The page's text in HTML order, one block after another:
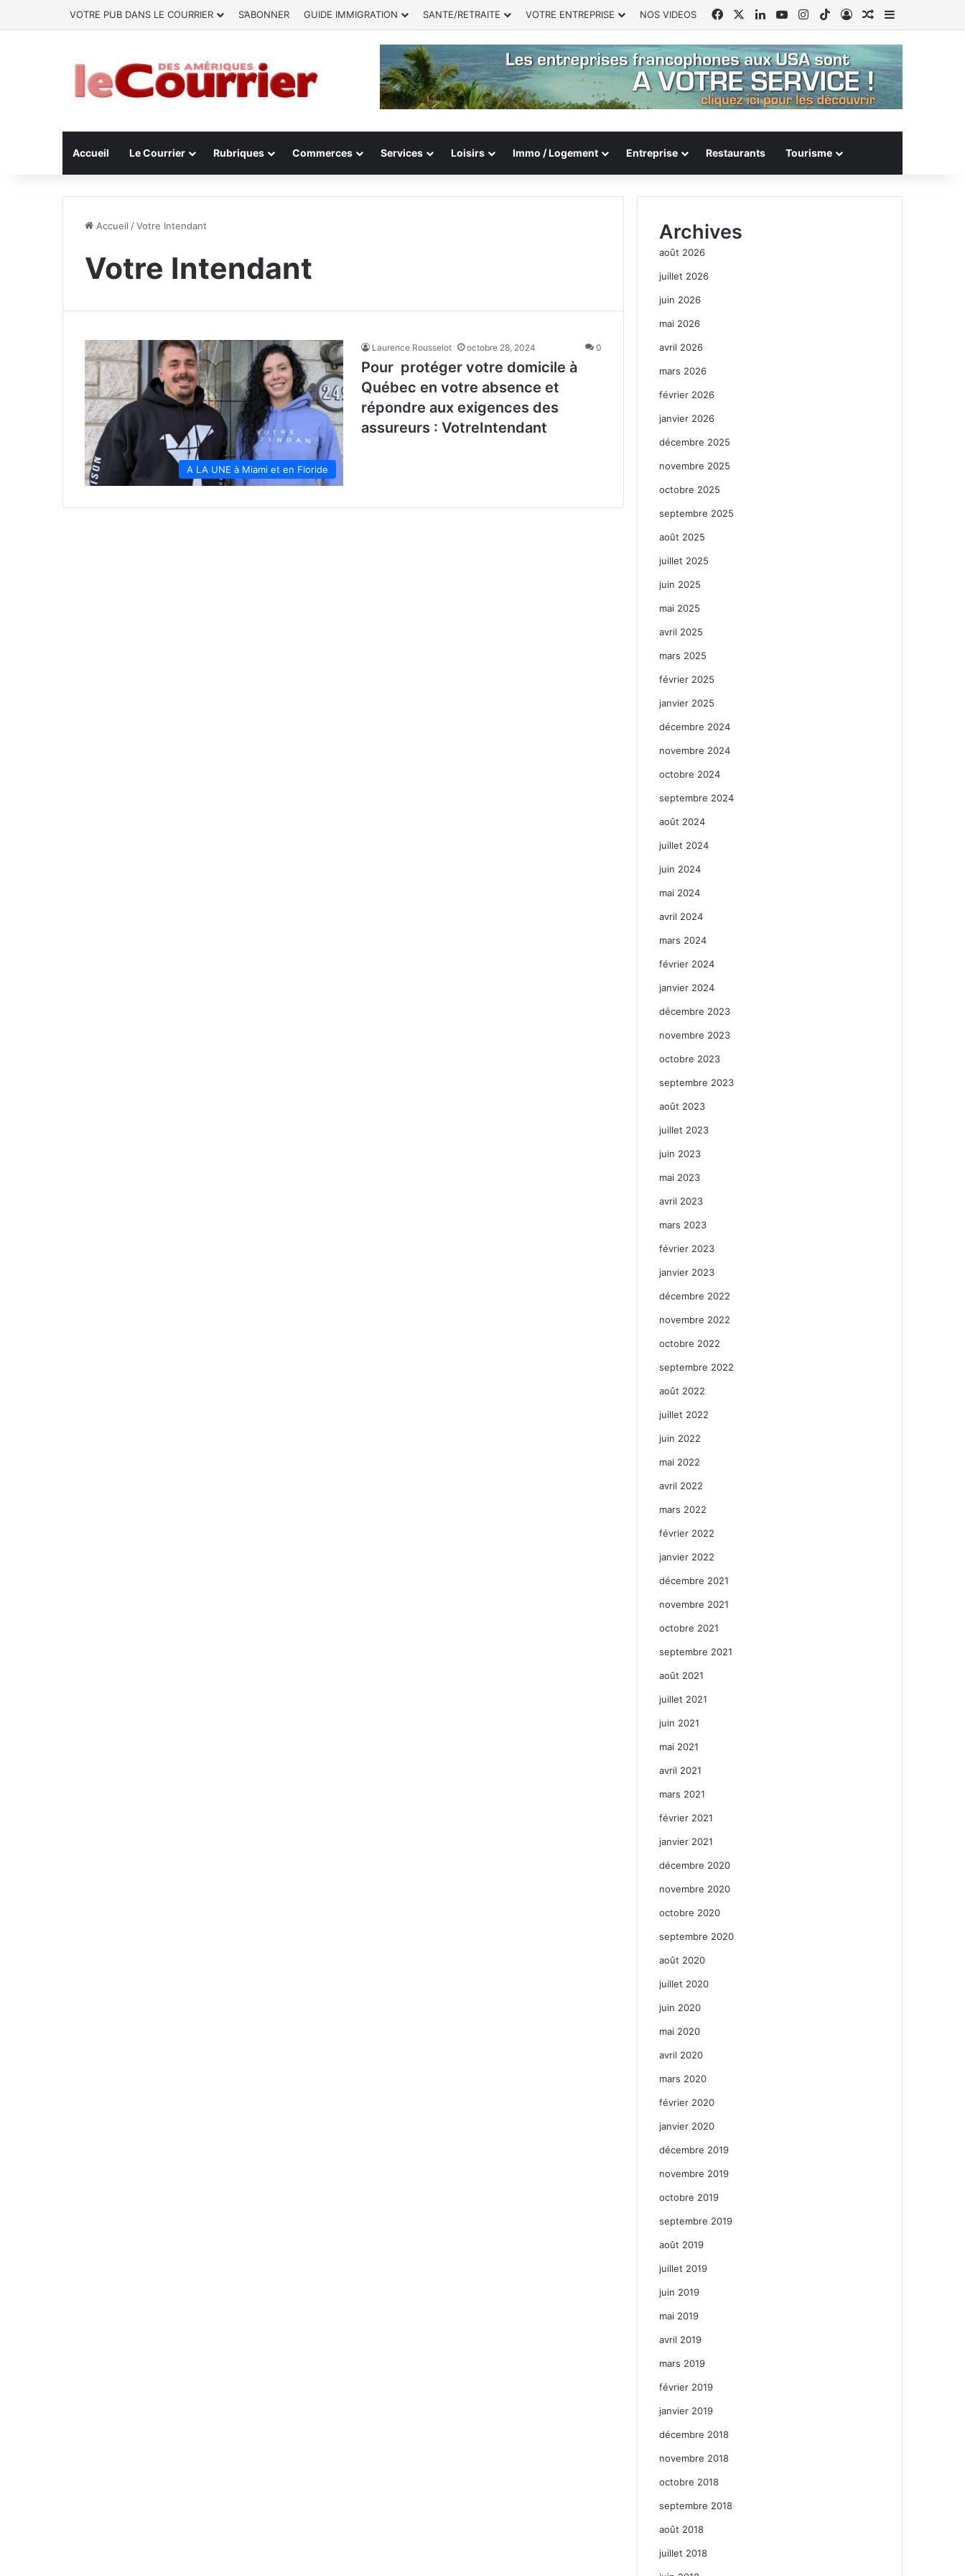
VOTRE PUB DANS LE COURRIER S’ABONNER GUIDE IMMIGRATION SANTE/RETRAITE VOTRE ENTREPRISE NOS VIDEOS FacebookLinkedinYouTubeInstagram
TikTokConnexion
Article Aléatoire
Sidebar
Accueil Le Courrier Rubriques Commerces Services Loisirs Immo / Logement Entreprise Restaurants Tourisme
Accueil /Votre Intendant
Votre Intendant
A LA UNE à Miami et en Floride
Laurence Rousselot octobre 28, 2024 0
Pour protéger votre domicile à
Québec en votre absence et
répondre aux exigences des
assureurs : VotreIntendant
Archives
août 2026
juillet 2026
juin 2026
mai 2026
avril 2026
mars 2026
février 2026
janvier 2026
décembre 2025
novembre 2025
octobre 2025
septembre 2025
août 2025
juillet 2025
juin 2025
mai 2025
avril 2025
mars 2025
février 2025
janvier 2025
décembre 2024
novembre 2024
octobre 2024
septembre 2024
août 2024
juillet 2024
juin 2024
mai 2024
avril 2024
mars 2024
février 2024
janvier 2024
décembre 2023
novembre 2023
octobre 2023
septembre 2023
août 2023
juillet 2023
juin 2023
mai 2023
avril 2023
mars 2023
février 2023
janvier 2023
décembre 2022
novembre 2022
octobre 2022
septembre 2022
août 2022
juillet 2022
juin 2022
mai 2022
avril 2022
mars 2022
février 2022
janvier 2022
décembre 2021
novembre 2021
octobre 2021
septembre 2021
août 2021
juillet 2021
juin 2021
mai 2021
avril 2021
mars 2021
février 2021
janvier 2021
décembre 2020
novembre 2020
octobre 2020
septembre 2020
août 2020
juillet 2020
juin 2020
mai 2020
avril 2020
mars 2020
février 2020
janvier 2020
décembre 2019
novembre 2019
octobre 2019
septembre 2019
août 2019
juillet 2019
juin 2019
mai 2019
avril 2019
mars 2019
février 2019
janvier 2019
décembre 2018
novembre 2018
octobre 2018
septembre 2018
août 2018
juillet 2018